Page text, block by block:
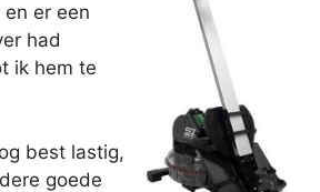
er een
had
ik hem te
best lastig,
goede